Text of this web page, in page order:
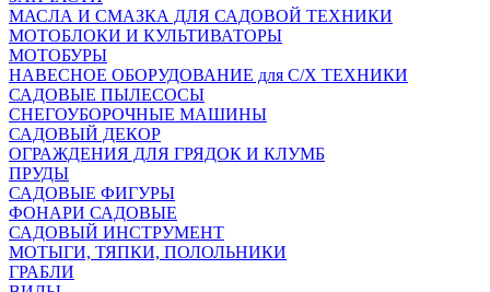
МАСЛА И СМАЗКА ДЛЯ САДОВОЙ ТЕХНИКИ
МОТОБЛОКИ И КУЛЬТИВАТОРЫ
МОТОБУРЫ
НАВЕСНОЕ ОБОРУДОВАНИЕ для С/Х ТЕХНИКИ
САДОВЫЕ ПЫЛЕСОСЫ
СНЕГОУБОРОЧНЫЕ МАШИНЫ
САДОВЫЙ ДЕКОР
ОГРАЖДЕНИЯ ДЛЯ ГРЯДОК И КЛУМБ
ПРУДЫ
САДОВЫЕ ФИГУРЫ
ФОНАРИ САДОВЫЕ
САДОВЫЙ ИНСТРУМЕНТ
МОТЫГИ, ТЯПКИ, ПОЛОЛЬНИКИ
ГРАБЛИ